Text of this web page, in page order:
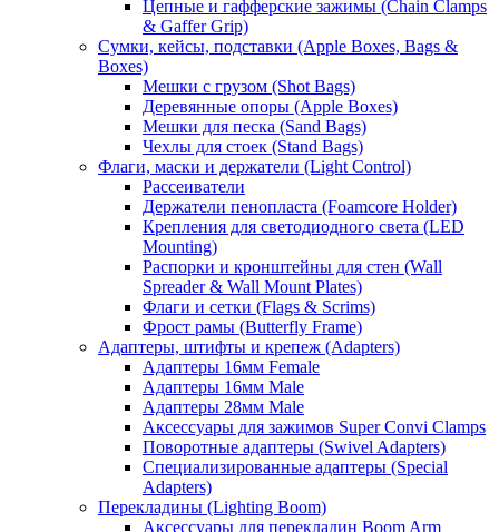
Цепные и гафферские зажимы (Chain Clamps
& Gaffer Grip)
Сумки, кейсы, подставки (Apple Boxes, Bags &
Boxes)
Мешки с грузом (Shot Bags)
Деревянные опоры (Apple Boxes)
Мешки для песка (Sand Bags)
Чехлы для стоек (Stand Bags)
Флаги, маски и держатели (Light Control)
Рассеиватели
Держатели пенопласта (Foamcore Holder)
Крепления для светодиодного света (LED
Mounting)
Распорки и кронштейны для стен (Wall
Spreader & Wall Mount Plates)
Флаги и сетки (Flags & Scrims)
Фрост рамы (Butterfly Frame)
Адаптеры, штифты и крепеж (Adapters)
Адаптеры 16мм Female
Адаптеры 16мм Male
Адаптеры 28мм Male
Аксессуары для зажимов Super Convi Clamps
Поворотные адаптеры (Swivel Adapters)
Специализированные адаптеры (Special
Adapters)
Перекладины (Lighting Boom)
Аксессуары для перекладин Boom Arm